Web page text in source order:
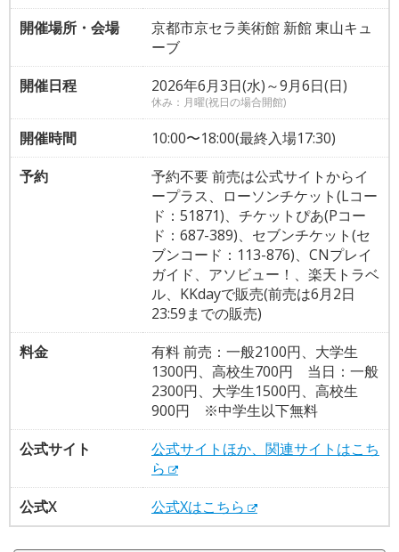
開催場所・会場
京都市京セラ美術館 新館 東山キュ
ーブ
開催日程
2026年6月3日(水)～9月6日(日)
休み：月曜(祝日の場合開館)
開催時間
10:00〜18:00(最終入場17:30)
予約
予約不要 前売は公式サイトからイ
ープラス、ローソンチケット(Lコー
ド：51871)、チケットぴあ(Pコー
ド：687-389)、セブンチケット(セ
ブンコード：113-876)、CNプレイ
ガイド、アソビュー！、楽天トラベ
ル、KKdayで販売(前売は6月2日
23:59までの販売)
料金
有料 前売：一般2100円、大学生
1300円、高校生700円 当日：一般
2300円、大学生1500円、高校生
900円 ※中学生以下無料
公式サイト
公式サイトほか、関連サイトはこち
ら
公式X
公式Xはこちら